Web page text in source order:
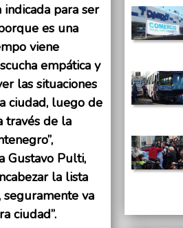
indicada para ser
es una
viene
empática y
las situaciones
ciudad, luego de
través de la
Gustavo Pulti,
la lista
seguramente va
ciudad”.